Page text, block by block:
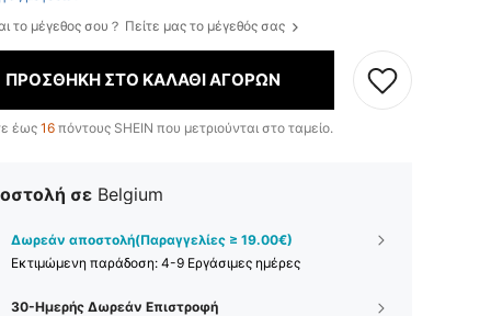
το μέγεθος σου？ Πείτε μας το μέγεθός σας
ΠΡΟΣΘΗΚΗ ΣΤΟ ΚΑΛΑΘΙ ΑΓΟΡΩΝ
έως 16 πόντους SHEIN που μετριούνται στο ταμείο.
σε Belgium
Δωρεάν αποστολή(Παραγγελίες ≥ 19.00€)
Εκτιμώμενη παράδοση: 4-9 Εργάσιμες ημέρες
30-Ημερής Δωρεάν Επιστροφή